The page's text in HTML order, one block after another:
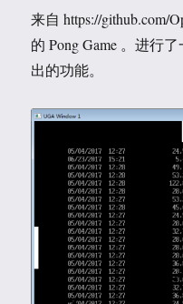
来自 https://github.com/
的 Pong Game 。进行
出的功能。